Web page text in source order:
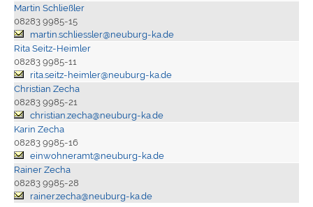
Martin Schließler
08283 9985-15
martin.schliessler@neuburg-ka.de
Rita Seitz-Heimler
08283 9985-11
rita.seitz-heimler@neuburg-ka.de
Christian Zecha
08283 9985-21
christian.zecha@neuburg-ka.de
Karin Zecha
08283 9985-16
einwohneramt@neuburg-ka.de
Rainer Zecha
08283 9985-28
rainer.zecha@neuburg-ka.de